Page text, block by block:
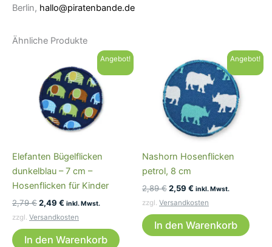
Berlin, hallo@piratenbande.de
Ähnliche Produkte
Angebot!
Elefanten Bügelflicken
dunkelblau – 7 cm –
Hosenflicken für Kinder
2,79€Ursprünglicher
Preis
war:
2,49 € Aktueller
ist:
inkl. Mwst.
zzgl. Versandkosten
In den Warenkorb
Angebot!
Nashorn Hosenflicken
petrol, 8 cm
2,89€Ursprünglicher
Preis
war:
2,59 € Aktueller
ist:
inkl. Mwst.
zzgl. Versandkosten
In den Warenkorb